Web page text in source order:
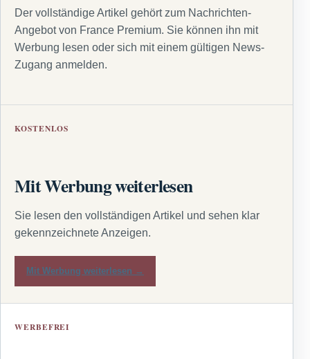
Der vollständige Artikel gehört zum Nachrichten-
Angebot von France Premium. Sie können ihn mit
Werbung lesen oder sich mit einem gültigen News-
Zugang anmelden.
KOSTENLOS
Mit Werbung weiterlesen
Sie lesen den vollständigen Artikel und sehen klar
gekennzeichnete Anzeigen.
Mit Werbung weiterlesen →
WERBEFREI